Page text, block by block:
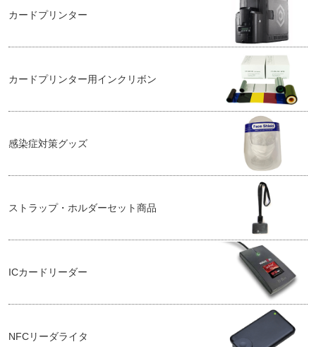
カードプリンター
カードプリンター用インクリボン
感染症対策グッズ
ストラップ・ホルダーセット商品
ICカードリーダー
NFCリーダライタ